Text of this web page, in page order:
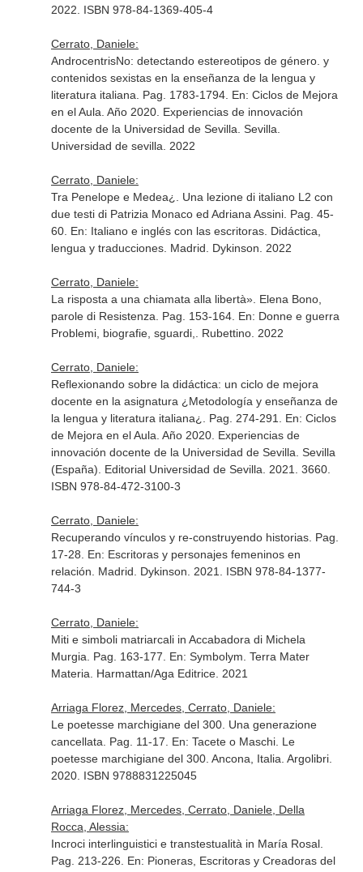
2022. ISBN 978-84-1369-405-4
Cerrato, Daniele:
AndrocentrisNo: detectando estereotipos de género. y
contenidos sexistas en la enseñanza de la lengua y
literatura italiana. Pag. 1783-1794. En: Ciclos de Mejora
en el Aula. Año 2020. Experiencias de innovación
docente de la Universidad de Sevilla . Sevilla.
Universidad de sevilla. 2022
Cerrato, Daniele:
Tra Penelope e Medea¿. Una lezione di italiano L2 con
due testi di Patrizia Monaco ed Adriana Assini. Pag. 45-
60. En: Italiano e inglés con las escritoras. Didáctica,
lengua y traducciones. Madrid. Dykinson. 2022
Cerrato, Daniele:
La risposta a una chiamata alla libertà». Elena Bono,
parole di Resistenza. Pag. 153-164. En: Donne e guerra
Problemi, biografie, sguardi,
. Rubettino. 2022
Cerrato, Daniele:
Reflexionando sobre la didáctica: un ciclo de mejora
docente en la asignatura ¿Metodología y enseñanza de
la lengua y literatura italiana¿. Pag. 274-291. En: Ciclos
de Mejora en el Aula. Año 2020. Experiencias de
innovación docente de la Universidad de Sevilla . Sevilla
(España). Editorial Universidad de Sevilla. 2021. 3660.
ISBN 978-84-472-3100-3
Cerrato, Daniele:
Recuperando vínculos y re-construyendo historias. Pag.
17-28. En: Escritoras y personajes femeninos en
relación . Madrid. Dykinson. 2021. ISBN 978-84-1377-
744-3
Cerrato, Daniele:
Miti e simboli matriarcali in Accabadora di Michela
Murgia. Pag. 163-177. En: Symbolym. Terra Mater
Materia . Harmattan/Aga Editrice. 2021
Arriaga Florez, Mercedes, Cerrato, Daniele:
Le poetesse marchigiane del 300. Una generazione
cancellata. Pag. 11-17. En: Tacete o Maschi. Le
poetesse marchigiane del 300. Ancona, Italia. Argolibri.
2020. ISBN 9788831225045
Arriaga Florez, Mercedes, Cerrato, Daniele, Della
Rocca, Alessia:
Incroci interlinguistici e transtestualità in María Rosal.
Pag. 213-226. En: Pioneras, Escritoras y Creadoras del